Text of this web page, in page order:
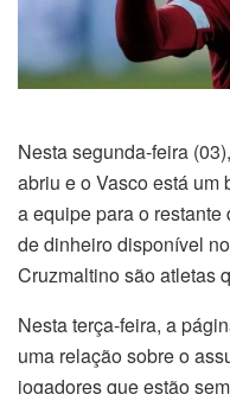
Nesta segunda-feira
abriu e o Vasco está um
a equipe para o
de dinheiro disponível
Cruzmaltino são atletas
Nesta terça-feira, a
uma relação sobre o
jogadores que estão